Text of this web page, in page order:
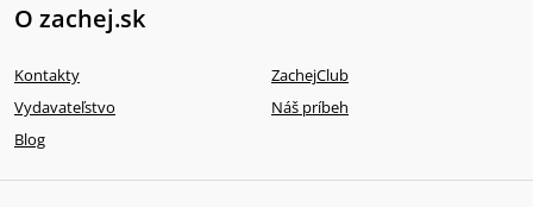
O zachej.sk
Kontakty
ZachejClub
Vydavateľstvo
Náš príbeh
Blog